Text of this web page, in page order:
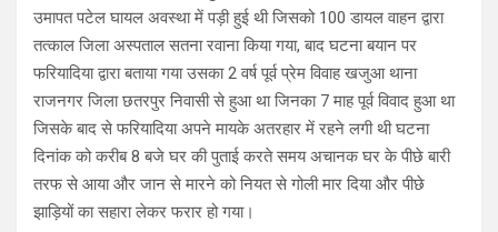
उमापत पटेल घायल अवस्था में पड़ी हुई थी जिसको 100 डायल वाहन द्वारा
तत्काल जिला अस्पताल सतना रवाना किया गया, बाद घटना बयान पर
फरियादिया द्वारा बताया गया उसका 2 वर्ष पूर्व प्रेम विवाह खजुआ थाना
राजनगर जिला छतरपुर निवासी से हुआ था जिनका 7 माह पूर्व विवाद हुआ था
जिसके बाद से फरियादिया अपने मायके अतरहार में रहने लगी थी घटना
दिनांक को करीब 8 बजे घर की पुताई करते समय अचानक घर के पीछे बारी
तरफ से आया और जान से मारने को नियत से गोली मार दिया और पीछे
झाड़ियों का सहारा लेकर फरार हो गया।